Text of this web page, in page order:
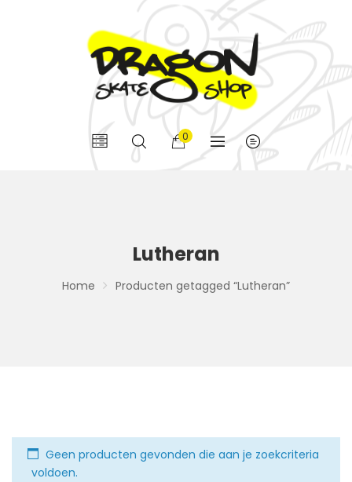
0
Lutheran
Home Producten getagged “Lutheran”
Geen producten gevonden die aan je zoekcriteria
voldoen.